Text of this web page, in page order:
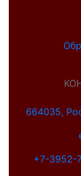
664035,
+7-3952-